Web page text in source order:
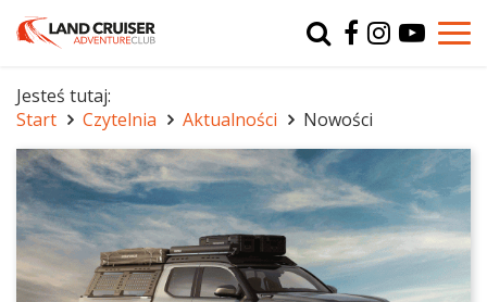
Jesteś tutaj:
Start
Czytelnia Aktualności Nowości